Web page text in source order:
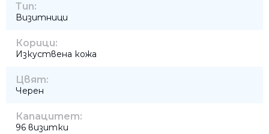
Тип:
Визитници
Корици:
Изкуствена кожа
Цвят:
Черен
Капацитет:
96 визитки